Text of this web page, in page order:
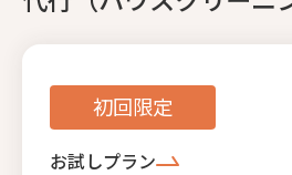
初回限定
お試しプラン